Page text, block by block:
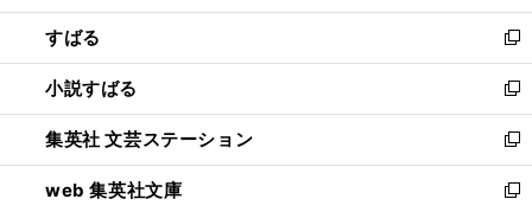
開
く
ウ
で
開
く
ン
ド
ウ
で
開
く
すばる
新
し
い
ウ
ィ
ン
ド
小説すばる
新
し
い
ウ
ィ
集英社 文芸ステーション
新
し
い
web 集英社文庫
新